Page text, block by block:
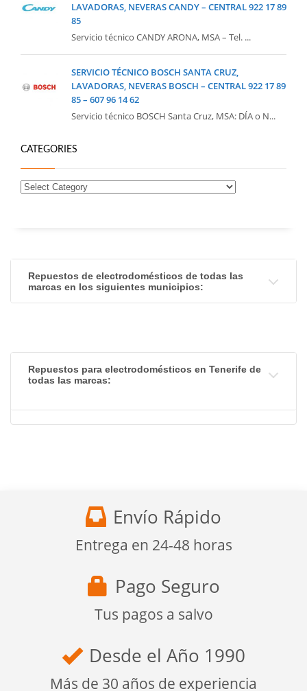
LAVADORAS, NEVERAS CANDY – CENTRAL 922 17 89
85
Servicio técnico CANDY ARONA, MSA – Tel. ...
SERVICIO TÉCNICO BOSCH SANTA CRUZ,
LAVADORAS, NEVERAS BOSCH – CENTRAL 922 17 89
85 – 607 96 14 62
Servicio técnico BOSCH Santa Cruz, MSA: DÍA o N...
CATEGORIES
Repuestos de electrodomésticos de todas las
marcas en los siguientes municipios:
Repuestos para electrodomésticos en Tenerife de
todas las marcas:
Envío Rápido
Entrega en 24-48 horas
Pago Seguro
Tus pagos a salvo
Desde el Año 1990
Más de 30 años de experiencia